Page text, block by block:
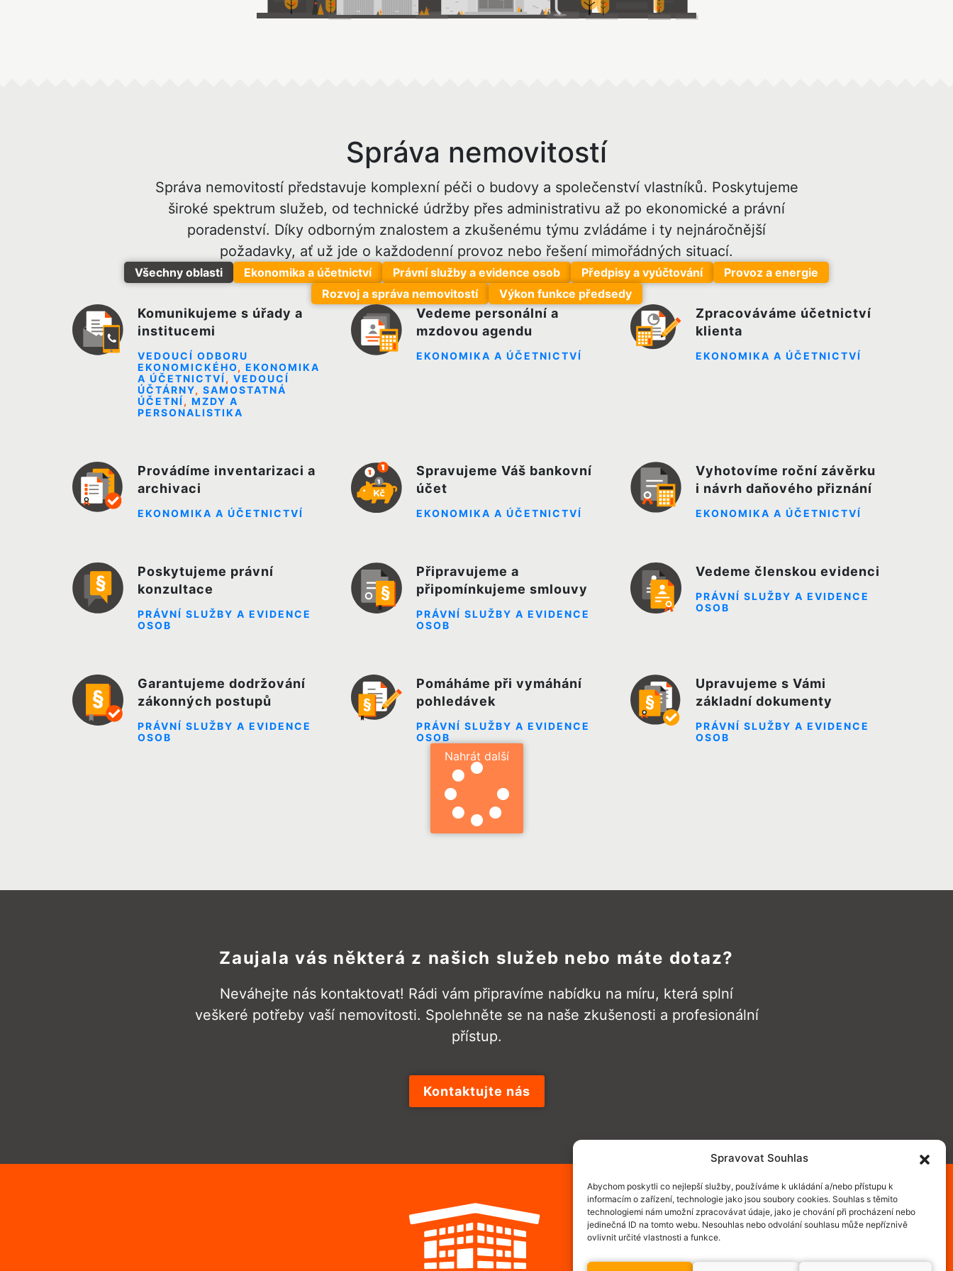
Spravovat Souhlas
Abychom poskytli co nejlepší služby, používáme k ukládání a/nebo přístupu k
informacím o zařízení, technologie jako jsou soubory cookies. Souhlas s těmito
technologiemi nám umožní zpracovávat údaje, jako je chování při procházení nebo
jedinečná ID na tomto webu. Nesouhlas nebo odvolání souhlasu může nepříznivě
ovlivnit určité vlastnosti a funkce.
Správa nemovitostí
Správa nemovitostí představuje komplexní péči o budovy a společenství vlastníků. Poskytujeme
široké spektrum služeb, od technické údržby přes administrativu až po ekonomické a právní
poradenství. Díky odborným znalostem a zkušenému týmu zvládáme i ty nejnáročnější
požadavky, ať už jde o každodenní provoz nebo řešení mimořádných situací.
Ekonomika a účetnictví Právní služby a evidence osob Předpisy a vyúčtování
Provoz a energie
Rozvoj a správa nemovitostí
Výkon funkce předsedy
Všechny oblasti
Komunikujeme s úřady a
institucemi
VEDOUCÍ ODBORU
EKONOMICKÉHO, EKONOMIKA
A ÚČETNICTVÍ , VEDOUCÍ
ÚČTÁRNY, SAMOSTATNÁ
ÚČETNÍ , MZDY A
PERSONALISTIKA
Vedeme personální a
mzdovou agendu
EKONOMIKA A ÚČETNICTVÍ
Zpracováváme účetnictví
klienta
EKONOMIKA A ÚČETNICTVÍ
Provádíme inventarizaci a
archivaci
EKONOMIKA A ÚČETNICTVÍ
Spravujeme Váš bankovní
účet
EKONOMIKA A ÚČETNICTVÍ
Vyhotovíme roční závěrku
i návrh daňového přiznání
EKONOMIKA A ÚČETNICTVÍ
Poskytujeme právní
konzultace
PRÁVNÍ SLUŽBY A EVIDENCE
OSOB
Připravujeme a
připomínkujeme smlouvy
PRÁVNÍ SLUŽBY A EVIDENCE
OSOB
Vedeme členskou evidenci
PRÁVNÍ SLUŽBY A EVIDENCE
OSOB
Garantujeme dodržování
zákonných postupů
PRÁVNÍ SLUŽBY A EVIDENCE
OSOB
Pomáháme při vymáhání
pohledávek
PRÁVNÍ SLUŽBY A EVIDENCE
OSOB
Upravujeme s Vámi
základní dokumenty
PRÁVNÍ SLUŽBY A EVIDENCE
OSOB
Nahrát další
Zaujala vás některá z našich služeb nebo máte dotaz?
Neváhejte nás kontaktovat! Rádi vám připravíme nabídku na míru, která splní
veškeré potřeby vaší nemovitosti. Spolehněte se na naše zkušenosti a profesionální
přístup.
Kontaktujte nás